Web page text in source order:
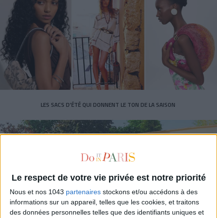
Le respect de votre vie privée est notre priorité
Nous et nos 1043 partenaires stockons et/ou accédons à des
informations sur un appareil, telles que les cookies, et traitons
des données personnelles telles que des identifiants uniques et
LES SACS D’ÉTÉ QUI DONNENT LE TON DE LA SAISON